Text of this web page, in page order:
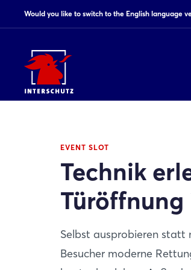
Would you like to switch to the English language
EVENT SLOT
Technik
Selbst ausprobieren statt
Besucher moderne